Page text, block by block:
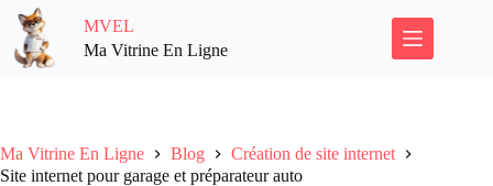
Passer
contenu
MVEL
Ma Vitrine En Ligne
Ma Vitrine En Ligne Blog
Création de site internet
Site internet pour garage et préparateur auto